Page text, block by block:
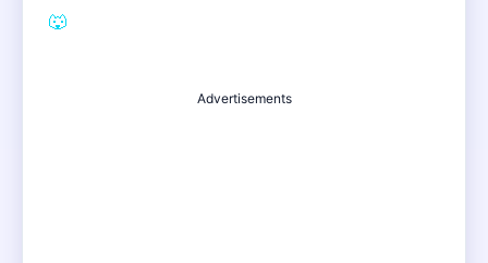
🐺
Advertisements